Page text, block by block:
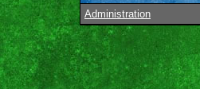
Administration